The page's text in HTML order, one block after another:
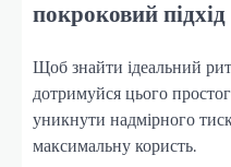
покроковий підхід
Щоб знайти ідеальний
дотримуйся цього
уникнути надмірного
максимальну користь.